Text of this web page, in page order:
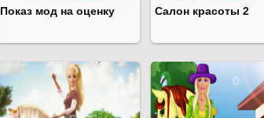
Показ мод на оценку Салон красоты 2